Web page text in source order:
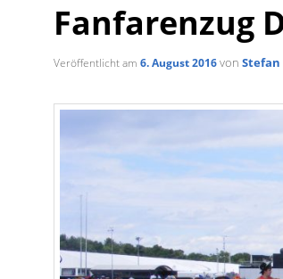
Fanfarenzug
Veröffentlicht am6. August 2016vonStefan